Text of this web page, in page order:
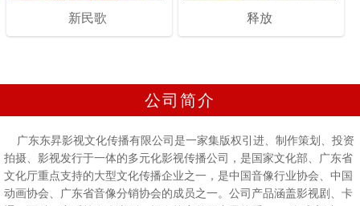
新民歌 释放
公司简介
广东东昇影视文化传播有限公司是一家集版权引进、制作策划、投资
拍摄、影视发行于一体的多元化影视传播公司，是国家文化部、广东省
文化厅重点支持的大型文化传播企业之一，是中国音像行业协会、中国
动画协会、广东省音像分销协会的成员之一。公司产品涵盖影视剧、卡